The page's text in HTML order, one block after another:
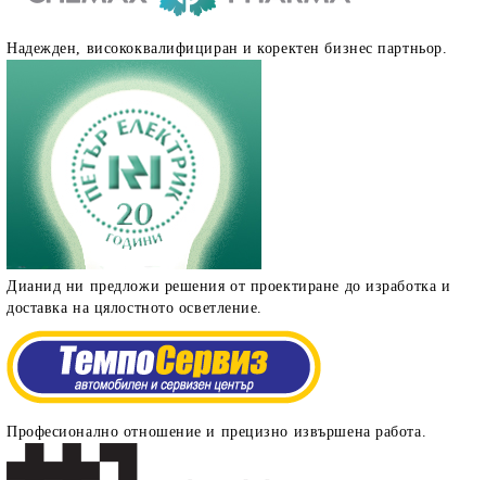
Надежден, висококвалифициран и коректен бизнес партньор.
Дианид ни предложи решения от проектиране до изработка и
доставка на цялостното осветление.
Професионално отношение и прецизно извършена работа.